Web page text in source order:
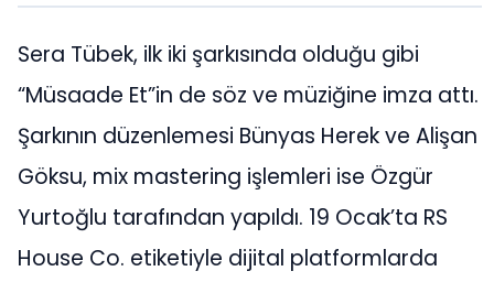
Sera Tübek, ilk iki şarkısında olduğu gibi
“Müsaade Et”in de söz ve müziğine imza attı.
Şarkının düzenlemesi Bünyas Herek ve Alişan
Göksu, mix mastering işlemleri ise Özgür
Yurtoğlu tarafından yapıldı. 19 Ocak’ta RS
House Co. etiketiyle dijital platformlarda